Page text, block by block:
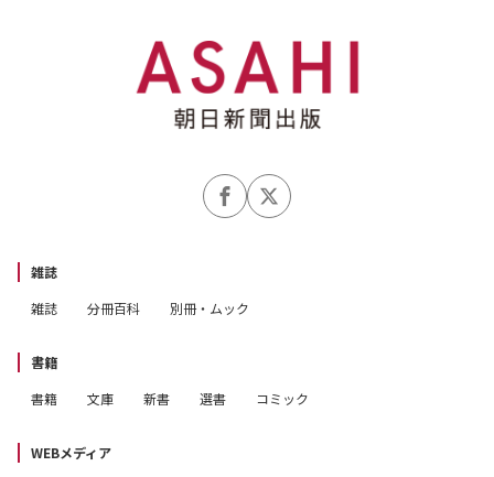
雑誌
雑誌
分冊百科 別冊・ムック
書籍
書籍
文庫 新書 選書 コミック
WEBメディア